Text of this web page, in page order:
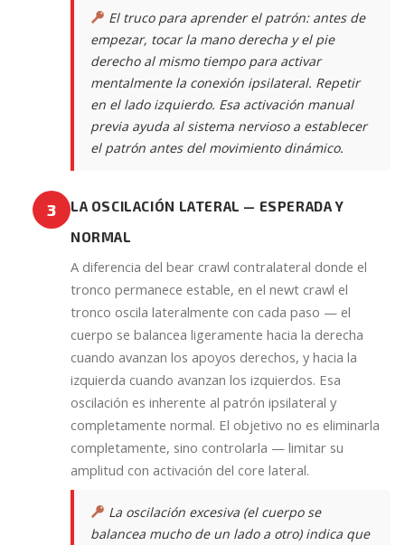
El truco para aprender el patrón: antes de
empezar, tocar la mano derecha y el pie
derecho al mismo tiempo para activar
mentalmente la conexión ipsilateral. Repetir
en el lado izquierdo. Esa activación manual
previa ayuda al sistema nervioso a establecer
el patrón antes del movimiento dinámico.
3
LA OSCILACIÓN LATERAL — ESPERADA Y
NORMAL
A diferencia del bear crawl contralateral donde el
tronco permanece estable, en el newt crawl el
tronco oscila lateralmente con cada paso — el
cuerpo se balancea ligeramente hacia la derecha
cuando avanzan los apoyos derechos, y hacia la
izquierda cuando avanzan los izquierdos. Esa
oscilación es inherente al patrón ipsilateral y
completamente normal. El objetivo no es eliminarla
completamente, sino controlarla — limitar su
amplitud con activación del core lateral.
La oscilación excesiva (el cuerpo se
balancea mucho de un lado a otro) indica que